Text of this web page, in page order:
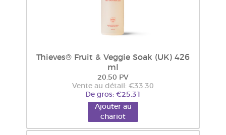
Thieves® Fruit & Veggie Soak (UK) 426
ml
20.50 PV
Vente au détail: €33.30
De gros: €25.31
Ajouter au
chariot